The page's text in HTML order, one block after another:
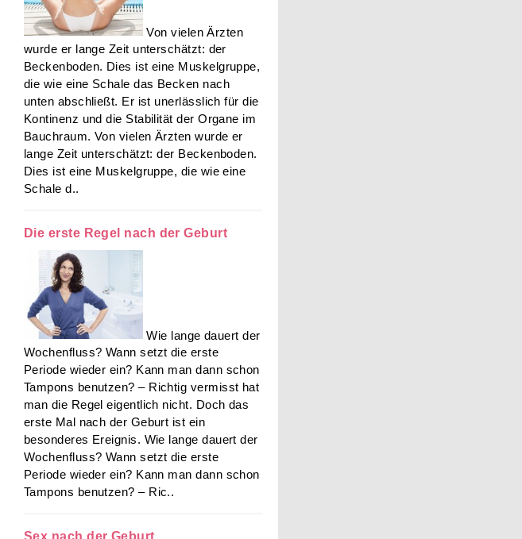
Von vielen Ärzten
wurde er lange Zeit unterschätzt: der
Beckenboden. Dies ist eine Muskelgruppe,
die wie eine Schale das Becken nach
unten abschließt. Er ist unerlässlich für die
Kontinenz und die Stabilität der Organe im
Bauchraum. Von vielen Ärzten wurde er
lange Zeit unterschätzt: der Beckenboden.
Dies ist eine Muskelgruppe, die wie eine
Schale d..
Die erste Regel nach der Geburt
Wie lange dauert der
Wochenfluss? Wann setzt die erste
Periode wieder ein? Kann man dann schon
Tampons benutzen? – Richtig vermisst hat
man die Regel eigentlich nicht. Doch das
erste Mal nach der Geburt ist ein
besonderes Ereignis. Wie lange dauert der
Wochenfluss? Wann setzt die erste
Periode wieder ein? Kann man dann schon
Tampons benutzen? – Ric..
Sex nach der Geburt